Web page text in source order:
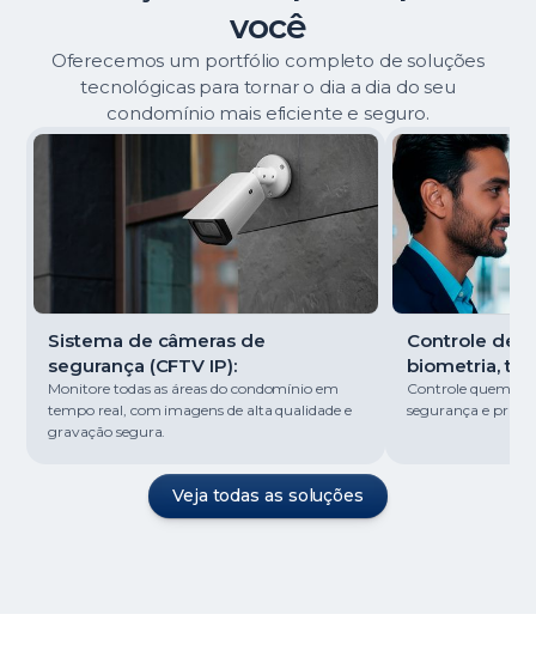
você
Oferecemos um portfólio completo de soluções
tecnológicas para tornar o dia a dia do seu
condomínio mais eficiente e seguro.
Sistema de câmeras de
segurança (CFTV IP):
Monitore todas as áreas do condomínio em
tempo real, com imagens de alta qualidade e
gravação segura.
Controle de
biometria,
Controle quem
segurança e
Veja todas as soluções